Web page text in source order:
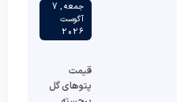
جمعه , 7
آگوست
2026
قیمت
پتوهای گل